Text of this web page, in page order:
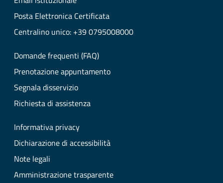
Posta Elettronica Certificata
Centralino unico: +39 0795008000
Domande frequenti (FAQ)
Prenotazione appuntamento
Segnala disservizio
Richiesta di assistenza
Informativa privacy
Dichiarazione di accessibilità
Note legali
Amministrazione trasparente